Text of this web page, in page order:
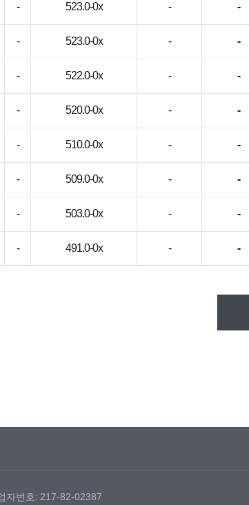
- 523.0-0x - -
- 523.0-0x - -
- 522.0-0x - -
- 520.0-0x - -
- 510.0-0x - -
- 509.0-0x - -
- 503.0-0x - -
- 491.0-0x - -
자번호: 217-82-02387